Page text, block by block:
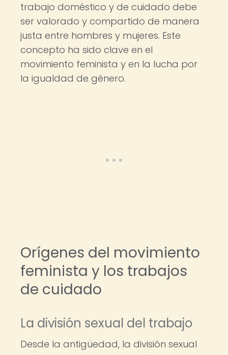
trabajo doméstico y de cuidado debe
ser valorado y compartido de manera
justa entre hombres y mujeres. Este
concepto ha sido clave en el
movimiento feminista y en la lucha por
la igualdad de género.
Orígenes del movimiento
feminista y los trabajos
de cuidado
La división sexual del trabajo
Desde la antigüedad, la división sexual